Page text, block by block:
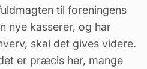
til foreningens
nye kasserer, og har
skal det gives videre.
er præcis her, mange